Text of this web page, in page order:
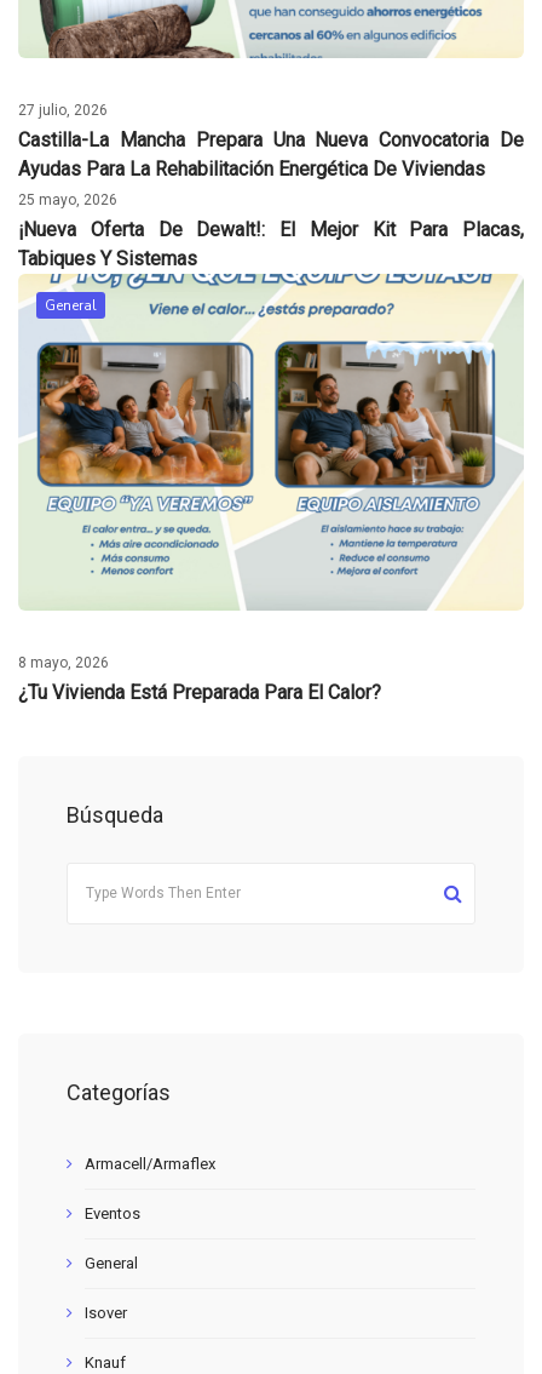
27 julio, 2026
Castilla-La Mancha Prepara Una Nueva Convocatoria De
Ayudas Para La Rehabilitación Energética De Viviendas
25 mayo, 2026
¡Nueva Oferta De Dewalt!: El Mejor Kit Para Placas,
Tabiques Y Sistemas
General
8 mayo, 2026
¿Tu Vivienda Está Preparada Para El Calor?
Búsqueda
Categorías
Armacell/Armaflex
Eventos
General
Isover
Knauf